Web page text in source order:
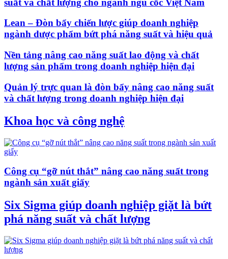
suất và chất lượng cho ngành ngũ cốc Việt Nam
Lean – Đòn bẩy chiến lược giúp doanh nghiệp
ngành dược phẩm bứt phá năng suất và hiệu quả
Nền tảng nâng cao năng suất lao động và chất
lượng sản phẩm trong doanh nghiệp hiện đại
Quản lý trực quan là đòn bẩy nâng cao năng suất
và chất lượng trong doanh nghiệp hiện đại
Khoa học và công nghệ
Công cụ “gỡ nút thắt” nâng cao năng suất trong
ngành sản xuất giấy
Six Sigma giúp doanh nghiệp giặt là bứt
phá năng suất và chất lượng